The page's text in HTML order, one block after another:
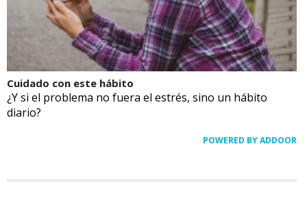
Cuidado con este hábito
¿Y si el problema no fuera el estrés, sino un hábito
diario?
POWERED BY ADDOOR